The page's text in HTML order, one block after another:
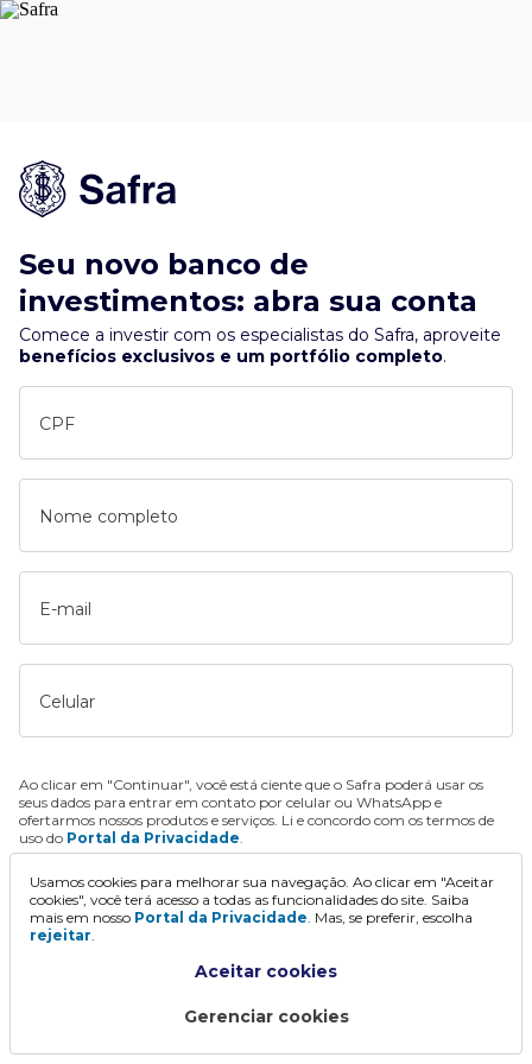
Seu novo banco de
investimentos: abra sua conta
Comece a investir com os especialistas do Safra, aproveite
benefícios exclusivos e um portfólio completo.
CPF
Nome completo
E-mail
Celular
Ao clicar em "Continuar", você está ciente que o Safra poderá usar os
seus dados para entrar em contato por celular ou WhatsApp e
ofertarmos nossos produtos e serviços. Li e concordo com os termos de
uso do Portal da Privacidade.
Continuar
Usamos cookies para melhorar sua navegação. Ao clicar em "Aceitar
cookies", você terá acesso a todas as funcionalidades do site. Saiba
mais em nosso Portal da Privacidade. Mas, se preferir, escolha
rejeitar.
Aceitar cookies
Gerenciar cookies